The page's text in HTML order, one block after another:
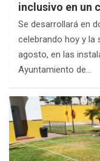
inclusivo en un
Se desarrollará en
celebrando hoy y la
agosto, en las
Ayuntamiento de…